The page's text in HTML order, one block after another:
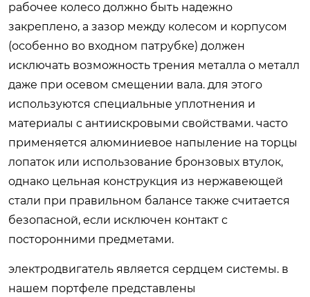
рабочее колесо должно быть надежно
закреплено, а зазор между колесом и корпусом
(особенно во входном патрубке) должен
исключать возможность трения металла о металл
даже при осевом смещении вала. для этого
используются специальные уплотнения и
материалы с антиискровыми свойствами. часто
применяется алюминиевое напыление на торцы
лопаток или использование бронзовых втулок,
однако цельная конструкция из нержавеющей
стали при правильном балансе также считается
безопасной, если исключен контакт с
посторонними предметами.
электродвигатель является сердцем системы. в
нашем портфеле представлены